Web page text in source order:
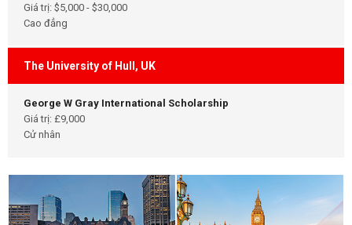
Giá trị: $5,000 - $30,000
Cao đẳng
The University of Hull, UK
George W Gray International Scholarship
Giá trị: £9,000
Cử nhân